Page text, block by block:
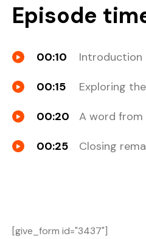
Episode
00:10 Introduction
00:15 Exploring
00:20 A word
00:25 Closing
[give_form id="3437"]